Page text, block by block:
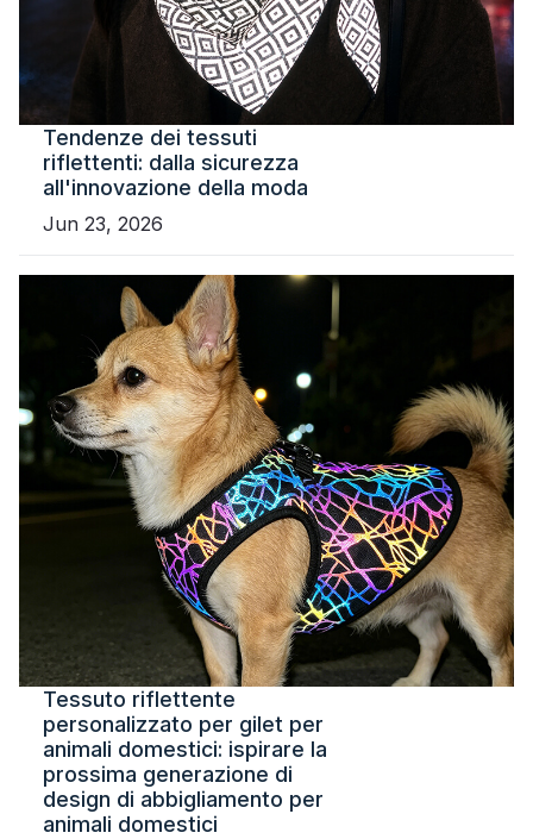
Tendenze dei tessuti
riflettenti: dalla sicurezza
all'innovazione della moda
Jun 23, 2026
Tessuto riflettente
personalizzato per gilet per
animali domestici: ispirare la
prossima generazione di
design di abbigliamento per
animali domestici